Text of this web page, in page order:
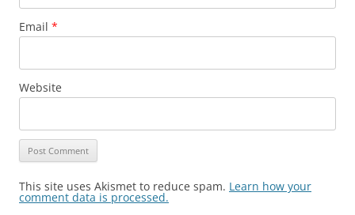
Email *
Website
This site uses Akismet to reduce spam. Learn how your
comment data is processed.